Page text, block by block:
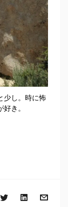
少し。時に怖
き。